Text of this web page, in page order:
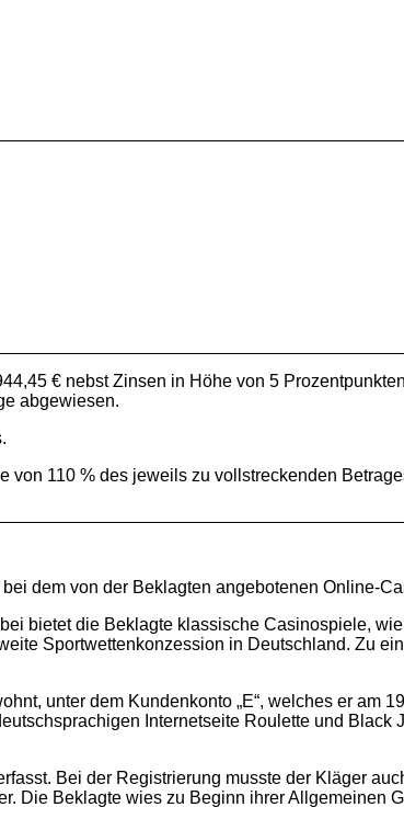
€ nebst Zinsen in Höhe von 5
abgewiesen.
von 110 % des jeweils zu vollstreckenden
dem von der Beklagten angebotenen Online-
bietet die Beklagte klassische Casinospiele,
Sportwettenkonzession in Deutschland. Zu
unter dem Kundenkonto „E“, welches er am
Internetseite Roulette und Black
Bei der Registrierung musste der Kläger
Die Beklagte wies zu Beginn ihrer Allgemeinen